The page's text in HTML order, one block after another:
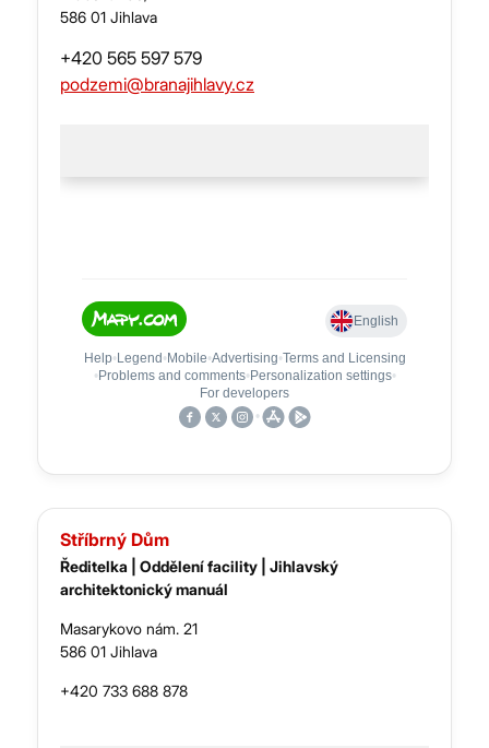
586 01 Jihlava
+420 565 597 579
podzemi@branajihlavy.cz
Stříbrný Dům
Ředitelka | Oddělení facility | Jihlavský
architektonický manuál
Masarykovo nám. 21
586 01 Jihlava
+420 733 688 878